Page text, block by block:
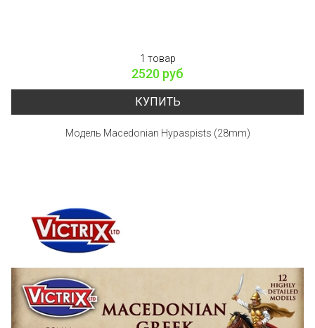
1 товар
2520 руб
КУПИТЬ
Модель Macedonian Hypaspists (28mm)